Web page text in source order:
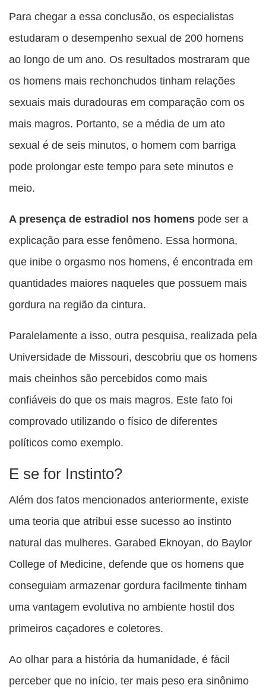
Para chegar a essa conclusão, os especialistas
estudaram o desempenho sexual de 200 homens
ao longo de um ano. Os resultados mostraram que
os homens mais rechonchudos tinham relações
sexuais mais duradouras em comparação com os
mais magros. Portanto, se a média de um ato
sexual é de seis minutos, o homem com barriga
pode prolongar este tempo para sete minutos e
meio.
A presença de estradiol nos homens pode ser a
explicação para esse fenômeno. Essa hormona,
que inibe o orgasmo nos homens, é encontrada em
quantidades maiores naqueles que possuem mais
gordura na região da cintura.
Paralelamente a isso, outra pesquisa, realizada pela
Universidade de Missouri, descobriu que os homens
mais cheinhos são percebidos como mais
confiáveis do que os mais magros. Este fato foi
comprovado utilizando o físico de diferentes
políticos como exemplo.
E se for Instinto?
Além dos fatos mencionados anteriormente, existe
uma teoria que atribui esse sucesso ao instinto
natural das mulheres. Garabed Eknoyan, do Baylor
College of Medicine, defende que os homens que
conseguiam armazenar gordura facilmente tinham
uma vantagem evolutiva no ambiente hostil dos
primeiros caçadores e coletores.
Ao olhar para a história da humanidade, é fácil
perceber que no início, ter mais peso era sinônimo